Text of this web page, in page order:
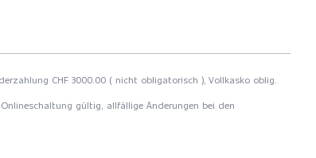
CHF 3000.00 ( nicht obligatorisch ), Vollkasko oblig.
gültig, allfällige Änderungen bei den